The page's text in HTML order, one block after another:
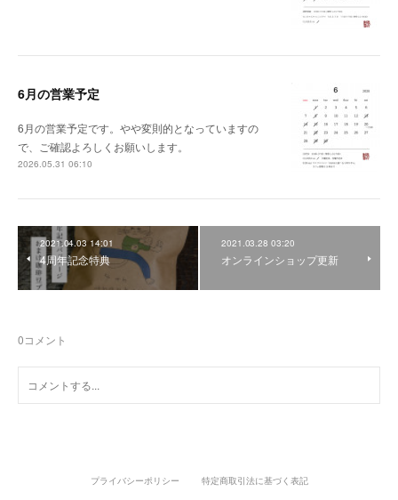
6月の営業予定
6月の営業予定です。やや変則的となっていますの
で、ご確認よろしくお願いします。
2026.05.31 06:10
2021.04.03 14:01
4周年記念特典
2021.03.28 03:20
オンラインショップ更新
0コメント
プライバシーポリシー 特定商取引法に基づく表記